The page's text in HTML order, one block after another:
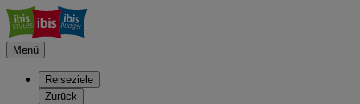
Menü
Reiseziele
Zurück